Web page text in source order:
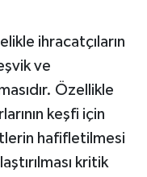
ihracatçıların
ve
Özellikle
keşfi için
hafifletilmesi
kritik